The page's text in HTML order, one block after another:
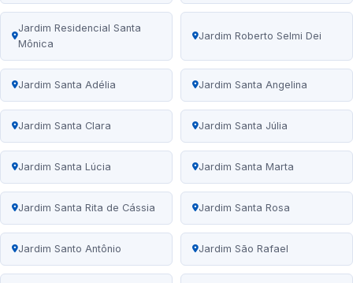
Jardim Residencial Santa
Mônica
Jardim Roberto Selmi Dei
Jardim Santa Adélia Jardim Santa Angelina
Jardim Santa Clara Jardim Santa Júlia
Jardim Santa Lúcia Jardim Santa Marta
Jardim Santa Rita de Cássia Jardim Santa Rosa
Jardim Santo Antônio Jardim São Rafael